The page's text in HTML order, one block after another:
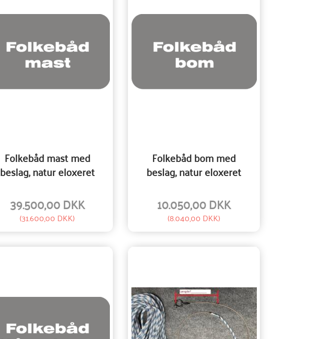
Folkebåd mast med
beslag, natur eloxeret
39.500,00 DKK
(31.600,00 DKK)
Folkebåd bom med
beslag, natur eloxeret
10.050,00 DKK
(8.040,00 DKK)